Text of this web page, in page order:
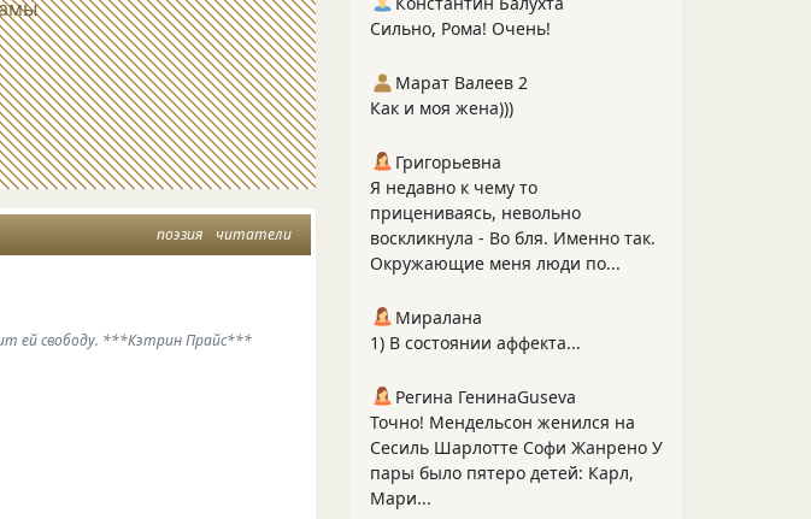
поэзия читатели
ей свободу. ***Кэтрин Прайс***
Сильно, Рома! Очень!
Марат Валеев 2
Как и моя жена)))
Григорьевна
Я недавно к чему то
прицениваясь, невольно
воскликнула - Во бля. Именно так.
Окружающие меня люди по...
Миралана
1) В состоянии аффекта...
Регина ГенинаGuseva
Точно! Мендельсон женился на
Сесиль Шарлотте Софи Жанрено У
пары было пятеро детей: Карл,
Мари...